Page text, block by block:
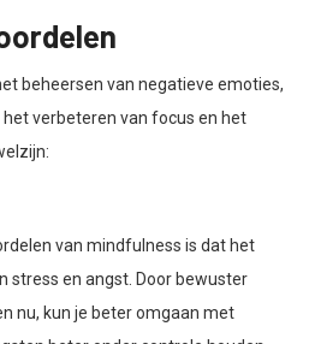
beheersen van negatieve emoties,
verbeteren van focus en het
van mindfulness is dat het
stress en angst. Door bewuster
nu, kun je beter omgaan met